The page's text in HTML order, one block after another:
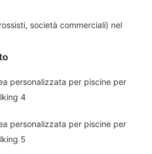
società commerciali) nel